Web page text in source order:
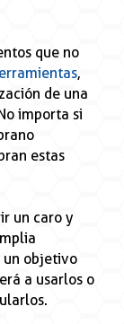
que no
,
de una
importa si
estas
un caro y
un objetivo
a usarlos o